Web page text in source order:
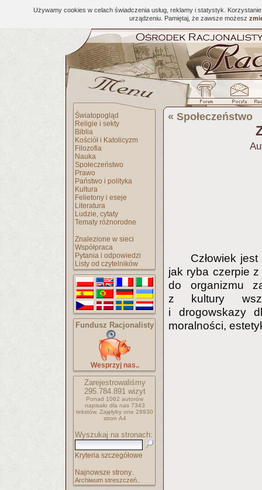
Używamy cookies w celach świadczenia usług, reklamy i statystyk.
urządzeniu. Pamiętaj, że zawsze możesz
Światopogląd
Religie i sekty
Biblia
Kościół i Katolicyzm
Filozofia
Nauka
Społeczeństwo
Prawo
Państwo i polityka
Kultura
Felietony i eseje
Literatura
Ludzie, cytaty
Tematy różnorodne
Znalezione w sieci
Współpraca
Pytania i odpowiedzi
Listy od czytelników
Fundusz Racjonalisty
Wesprzyj nas..
Zarejestrowaliśmy
295.784.891wizyt
Ponad 1062 autorów
napisało dla nas 7343
tekstów. Zajęłyby one 28930
stron A4
Wyszukaj na stronach:
Kryteria szczegółowe
Najnowsze strony..
Archiwum streszczeń..
« Społeczeństwo
Człowiek
jak ryba czerpie
do organizmu
z kultury
i drogowskazy
moralności,